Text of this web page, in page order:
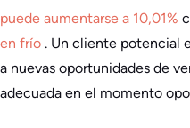
puede aumentarse a 10,01%
en frío . Un cliente potencial
a nuevas oportunidades de
adecuada en el momento